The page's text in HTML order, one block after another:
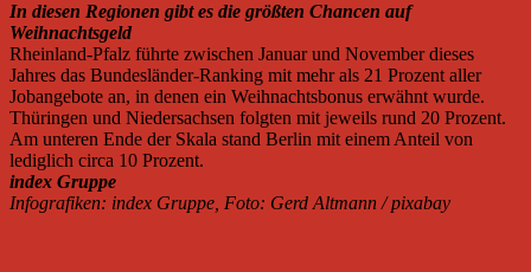
In diesen Regionen gibt es die größten Chancen auf
Weihnachtsgeld
Rheinland-Pfalz führte zwischen Januar und November dieses
Jahres das Bundesländer-Ranking mit mehr als 21 Prozent aller
Jobangebote an, in denen ein Weihnachtsbonus erwähnt wurde.
Thüringen und Niedersachsen folgten mit jeweils rund 20 Prozent.
Am unteren Ende der Skala stand Berlin mit einem Anteil von
lediglich circa 10 Prozent.
index Gruppe
Infografiken: index Gruppe, Foto: Gerd Altmann / pixabay